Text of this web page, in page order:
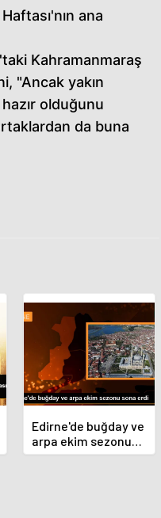
ana
Kahramanmaraş
"Ancak yakın
olduğunu
da buna
Edirne'de buğday ve
arpa ekim sezonu
sona erdi